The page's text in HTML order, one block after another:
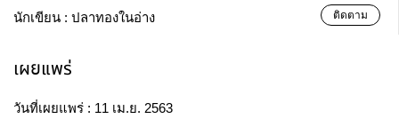
นักเขียน : ปลาทองในอ่าง ติดตาม
เผยแพร่
วันที่เผยแพร่ : 11 เม.ย. 2563